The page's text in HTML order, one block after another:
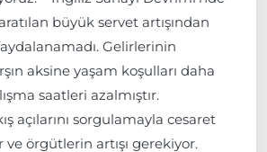
büyük servet artışından
Gelirlerinin
aksine yaşam koşulları daha
saatleri azalmıştır.
açılarını sorgulamayla cesaret
ve örgütlerin artışı gerekiyor.